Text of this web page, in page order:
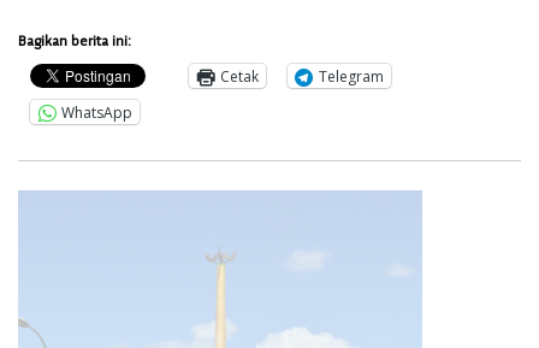
Bagikan berita ini:
Cetak
Telegram
WhatsApp